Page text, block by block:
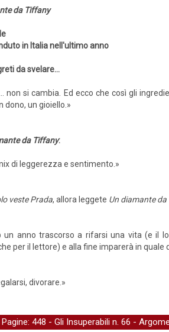
da Tiffany
in Italia nell'ultimo anno
da svelare...
non si cambia. Ed ecco che così gli
dono, un gioiello.»
da Tiffany:
di leggerezza e sentimento.»
veste Prada, allora leggete Un diamante
un anno trascorso a rifarsi una vita (e il
per il lettore) e alla fine imparerà in quale
divorare.»
448 - Gli Insuperabili n. 66 -